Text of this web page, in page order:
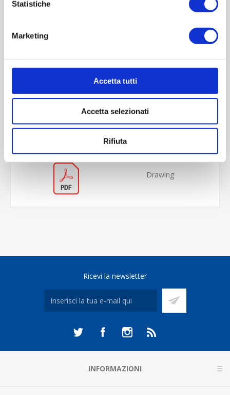
Statistiche
Marketing
Accetta tutti
Accetta selezionati
Rifiuta
REVIEWS
CONTACT US
Drawing
Ricevi la newsletter
INFORMAZIONI